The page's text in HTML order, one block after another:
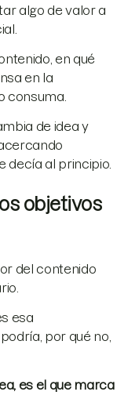
algo de valor a
en qué
en la
consuma.
de idea y
decía al principio.
objetivos
del contenido
esa
por qué no,
es el que marca